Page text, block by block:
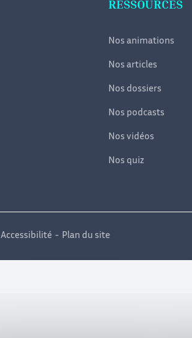
RESSOURCES
Nos animations
Nos articles
Nos dossiers
Nos podcasts
Nos vidéos
Nos quiz
Accessibilité Plan du site